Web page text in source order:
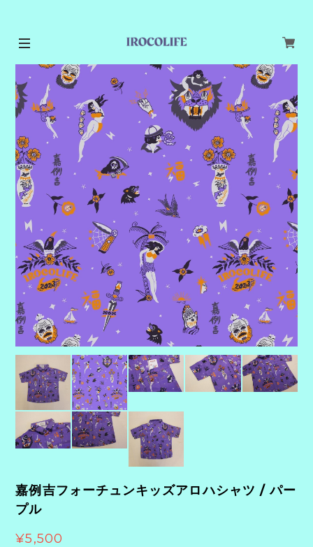
嘉例吉フォーチュンキッズアロハシャツ / パー
プル
¥5,500